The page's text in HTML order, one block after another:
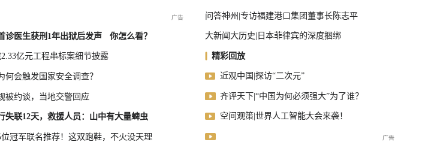
诊医生获刑1年出狱后发声 你怎么看？
亿元工程串标案细节披露
何会触发国家安全调查？
被约谈，当地交警回应
失联12天，救援人员：山中有大量蜱虫
冠军联名推荐！这双跑鞋，不火没天理
问答神州|专访福建港口集团董事长陈志平
大新闻大历史|日本菲律宾的深度捆绑
精彩回放
近观中国|探访“二次元”
齐评天下|“中国为何必须强大”为了谁？
空间观策|世界人工智能大会来袭！